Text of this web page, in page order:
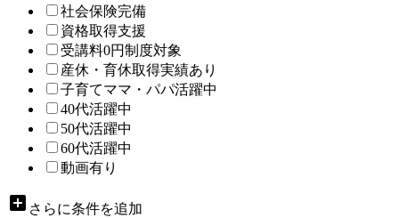
社会保険完備
資格取得支援
受講料0円制度対象
産休・育休取得実績あり
子育てママ・パパ活躍中
40代活躍中
50代活躍中
60代活躍中
動画有り
add_box さらに条件を追加